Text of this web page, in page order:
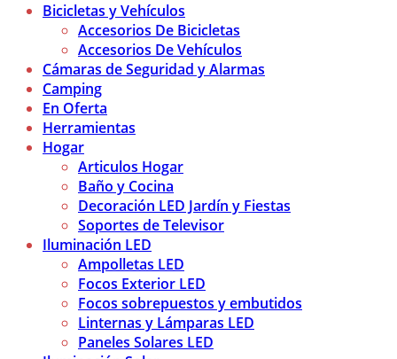
Bicicletas y Vehículos
Accesorios De Bicicletas
Accesorios De Vehículos
Cámaras de Seguridad y Alarmas
Camping
En Oferta
Herramientas
Hogar
Articulos Hogar
Baño y Cocina
Decoración LED Jardín y Fiestas
Soportes de Televisor
Iluminación LED
Ampolletas LED
Focos Exterior LED
Focos sobrepuestos y embutidos
Linternas y Lámparas LED
Paneles Solares LED